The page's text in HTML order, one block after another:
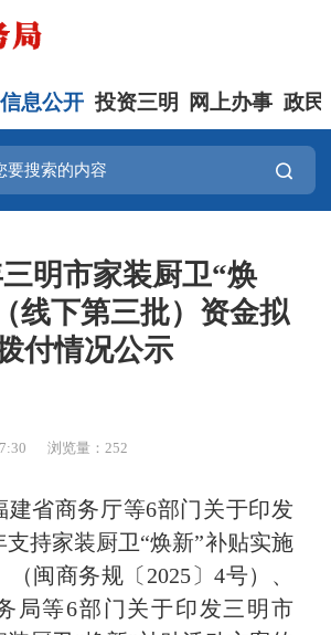
信息公开 投资三明 网上办事 政民
明市家装厨卫“焕
线下第三批）资金拟
付情况公示
浏览量：252
建省商务厅等6部门关于印发
支持家装厨卫“焕新”补贴实施
闽商务规〔2025〕4号）、
局等6部门关于印发三明市